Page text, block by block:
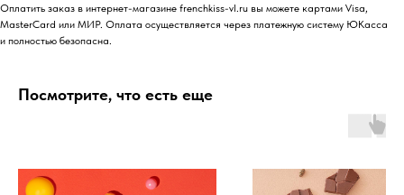
Оплатить заказ в интернет-магазине frenchkiss-vl.ru вы можете картами Visa,
MasterCard или МИР. Оплата осуществляется через платежную систему ЮКасса
и полностью безопасна.
Посмотрите, что есть еще